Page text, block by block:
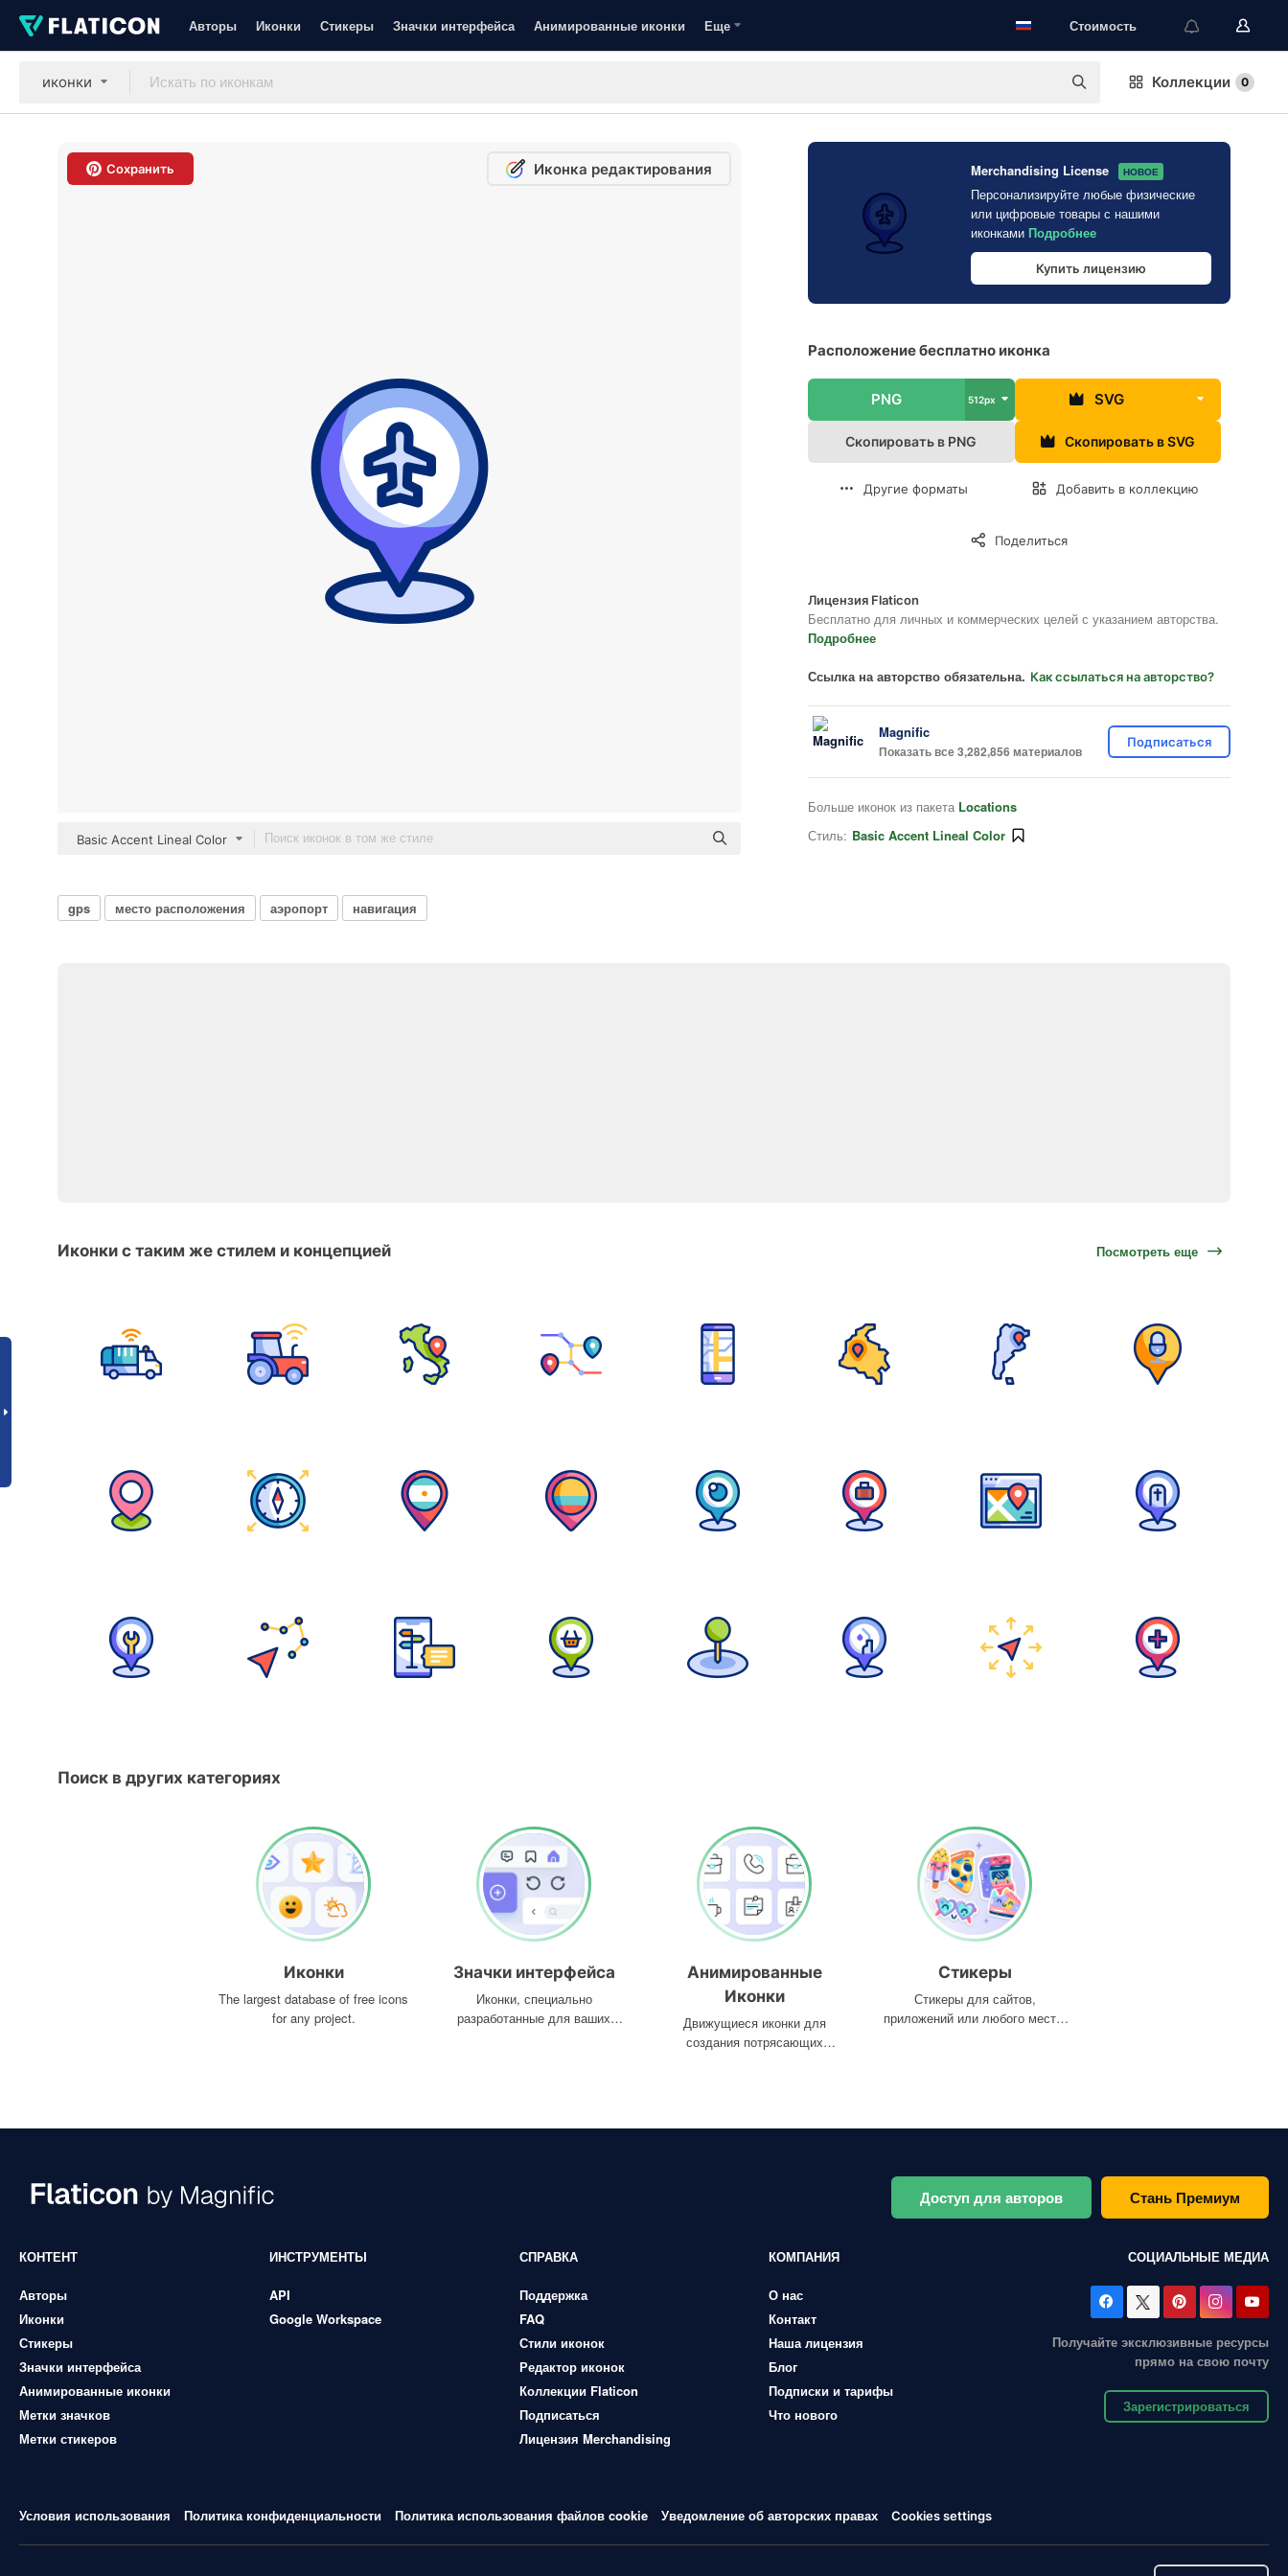
Авторы Иконки Стикеры Значки интерфейса Анимированные иконки Еще Стоимость
иконки Коллекции 0
Сохранить Иконка редактирования
Basic Accent Lineal Color
Merchandising License НОВОЕ
Персонализируйте любые физические
или цифровые товары с нашими
иконками Подробнее
Купить лицензию
Расположение бесплатно иконка
PNG 512px SVG
Скопировать в PNG Скопировать в SVG
Другие форматы Добавить в коллекцию
Поделиться
Лицензия Flaticon
Бесплатно для личных и коммерческих целей с указанием авторства.
Подробнее
Ссылка на авторство обязательна. Как ссылаться на авторство?
Magnific
Показать все 3,282,856 материалов
Подписаться
Больше иконок из пакета Locations
Стиль: Basic Accent Lineal Color
gps место расположения аэропорт навигация
Иконки с таким же стилем и концепцией Посмотреть еще
Поиск в других категориях
Иконки
The largest database of free icons
for any project.
Значки интерфейса
Иконки, специально
разработанные для ваших
Анимированные
Иконки
Движущиеся иконки для
создания потрясающих
Стикеры
Стикеры для сайтов,
приложений или любого места,
Доступ для авторов Стань Премиум
КОНТЕНТ
Авторы
Иконки
Стикеры
Значки интерфейса
Анимированные иконки
Метки значков
Метки стикеров
ИНСТРУМЕНТЫ
API
Google Workspace
СПРАВКА
Поддержка
FAQ
Стили иконок
Редактор иконок
Коллекции Flaticon
Подписаться
Лицензия Merchandising
КОМПАНИЯ
О нас
Контакт
Наша лицензия
Блог
Подписки и тарифы
Что нового
СОЦИАЛЬНЫЕ МЕДИА
Получайте эксклюзивные ресурсы
прямо на свою почту
Зарегистрироваться
Условия использования Политика конфиденциальности Политика использования файлов cookie Уведомление об авторских правах Cookies settings